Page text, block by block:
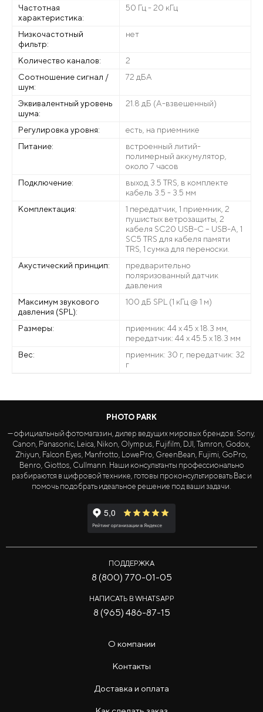
Частотная
характеристика:
50 Гц - 20 кГц
Низкочастотный
фильтр:
нет
Количество каналов:
2
Соотношение сигнал /
шум:
72 дБА
Эквивалентный уровень
шума:
21.8 дБ (A-взвешенный)
Регулировка уровня:
есть, на приемнике
Питание:
встроенный литий-
полимерный аккумулятор,
около 7 часов
Подключение:
выход 3.5 TRS, в комплекте
кабель 3.5 - 3.5 мм
Комплектация:
1 передатчик, 1 приемник, 2
пушистых ветрозащиты, 2
кабеля SC20 USB-C – USB-A, 1
SC5 TRS для кабеля памяти
TRS, 1 сумка для переноски.
Акустический принцип:
предварительно
поляризованный датчик
давления
Максимум звукового
давления (SPL):
100 дБ SPL (1 кГц @ 1 м)
Размеры:
приемник: 44 х 45 х 18.3 мм,
передатчик: 44 х 45.5 х 18.3 мм
Вес:
приемник: 30 г, передатчик: 32
г
PHOTO PARK
— официальный фотомагазин, дилер ведущих мировых брендов: Sony,
Canon, Panasonic, Leica, Nikon, Olympus, Fujifilm, DJI, Tamron, Godox,
Zhiyun, Falcon Eyes, Manfrotto, LowePro, GreenBean, Fujimi, GoPro,
Benro, Giottos, Cullmann. Наши консультанты профессионально
разбираются в цифровой технике, готовы проконсультировать Вас и
помочь подобрать идеальное решение под ваши задачи.
ПОДДЕРЖКА
8 (800) 770-01-05
НАПИСАТЬ В WHATSAPP
8 (965) 486-87-15
О компании
Контакты
Доставка и оплата